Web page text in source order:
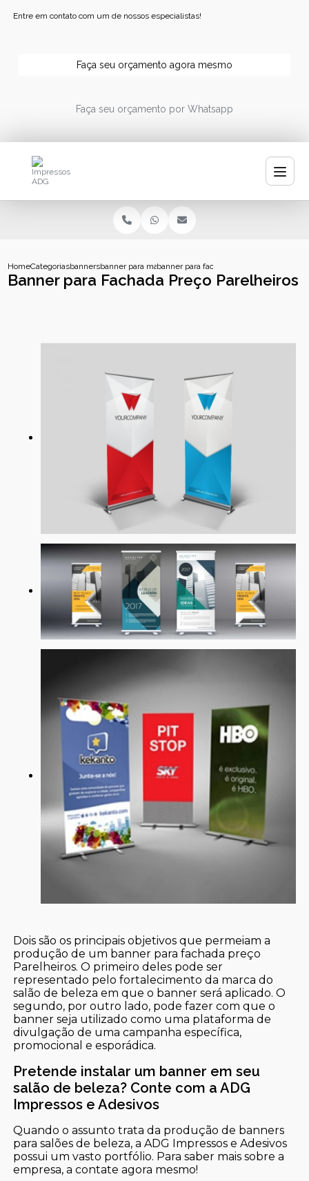
Entre em contato com um de nossos especialistas!
Faça seu orçamento agora mesmo
Faça seu orçamento por Whatsapp
HomeCategoriasbannersbanner para manicurebanner para fachada preco parelheiros
Banner para Fachada Preço Parelheiros
Dois são os principais objetivos que permeiam a
produção de um banner para fachada preço
Parelheiros. O primeiro deles pode ser
representado pelo fortalecimento da marca do
salão de beleza em que o banner será aplicado. O
segundo, por outro lado, pode fazer com que o
banner seja utilizado como uma plataforma de
divulgação de uma campanha específica,
promocional e esporádica.
Pretende instalar um banner em seu
salão de beleza? Conte com a ADG
Impressos e Adesivos
Quando o assunto trata da produção de banners
para salões de beleza, a ADG Impressos e Adesivos
possui um vasto portfólio. Para saber mais sobre a
empresa, a contate agora mesmo!